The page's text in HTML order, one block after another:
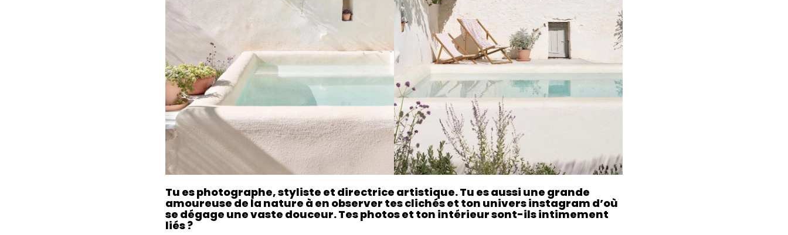
Tu es photographe, styliste et directrice artistique. Tu es aussi une grande
amoureuse de la nature à en observer tes clichés et ton univers instagram d’où
se dégage une vaste douceur. Tes photos et ton intérieur sont-ils intimement
liés ?